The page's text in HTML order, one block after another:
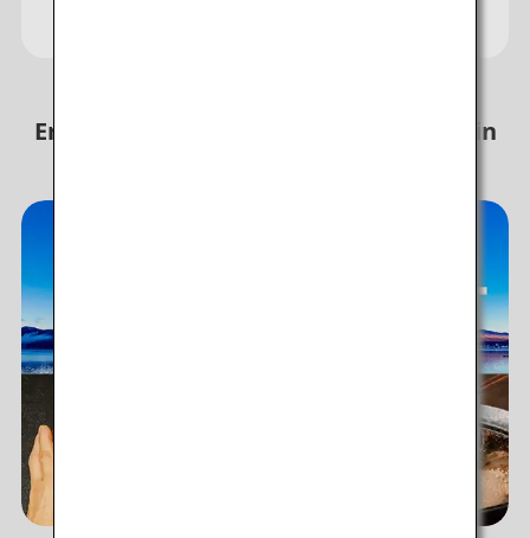
Erleben Sie unvergessliche Momente in